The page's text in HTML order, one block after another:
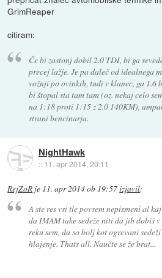
GrimReaper
citiram:
Če bi zastonj dobil 2.0 TDI, bi ga
precej lažje. Je pa daleč od idealnega
vožnji po ovinkih, tudi v klanec, ga 1.6
bi štopal sta tam tam (oz. nekaj celo
na 1:18 proti 1:15 z 2.0 140KM),
strani bencinarja.
NightHawk
:: 11. apr 2014, 20:11
RejZoR je 11. apr 2014 ob 19:57izjavil:
A ste res vsi tle povsem nepismeni al
da IMAM take sedeže niti da jih dobiš
reku sem, da so bolj kot ogrevani
hlajenje. Thats all. Naučte se že brat...